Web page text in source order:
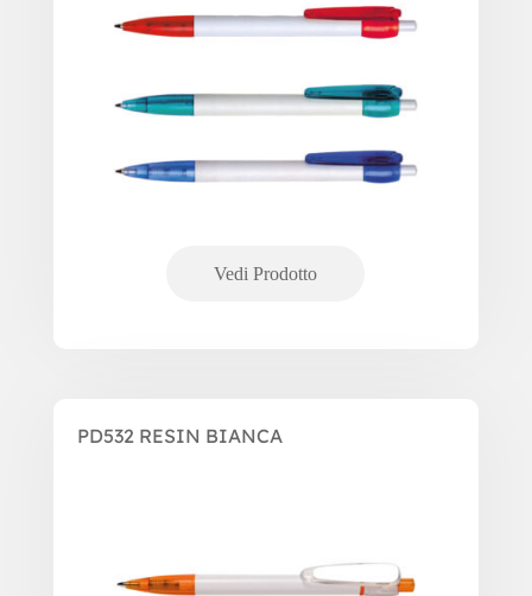
PD532 RESIN BIANCA